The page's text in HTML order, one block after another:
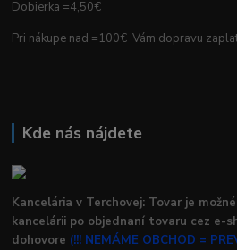
Dobierka =4,50€
Pri nákupe nad =100€ Vám dopravu
Kde nás nájdete
Kancelária v Terchovej: Tovar je
kancelárii po objednaní tovaru cez e-
dohovore (!!! NEMÁME OBCHOD =